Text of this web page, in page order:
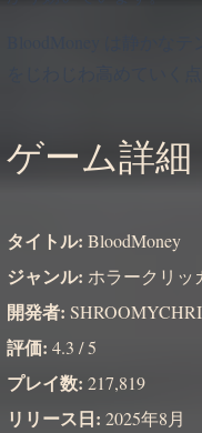
ゲーム詳細
タイトル: BloodMoney
ジャンル: ホラークリッ
開発者:
評価: 4.3 / 5
プレイ数: 217,819
リリース日: 2025年8月